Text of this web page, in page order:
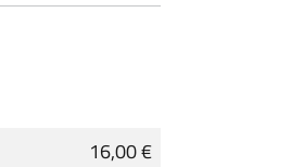
16,00 €